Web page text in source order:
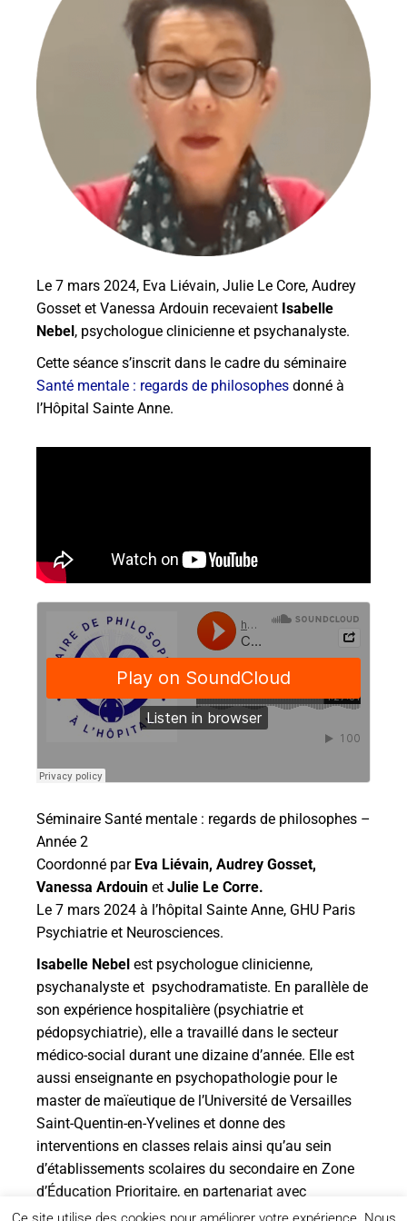
Le 7 mars 2024, Eva Liévain, Julie Le Core, Audrey
Gosset et Vanessa Ardouin recevaient Isabelle
Nebel , psychologue clinicienne et psychanalyste.
Cette séance s’inscrit dans le cadre du séminaire
Santé mentale : regards de philosophes donné à
l’Hôpital Sainte Anne.
Séminaire Santé mentale : regards de philosophes –
Année 2
Coordonné par Eva Liévain, Audrey Gosset,
Vanessa Ardouin et Julie Le Corre.
Le 7 mars 2024 à l’hôpital Sainte Anne, GHU Paris
Psychiatrie et Neurosciences.
Isabelle Nebel est psychologue clinicienne,
psychanalyste et psychodramatiste. En parallèle de
son expérience hospitalière (psychiatrie et
pédopsychiatrie), elle a travaillé dans le secteur
médico-social durant une dizaine d’année. Elle est
aussi enseignante en psychopathologie pour le
master de maïeutique de l’Université de Versailles
Saint-Quentin-en-Yvelines et donne des
interventions en classes relais ainsi qu’au sein
d’établissements scolaires du secondaire en Zone
d’Éducation Prioritaire, en partenariat avec
l’Education Nationale.